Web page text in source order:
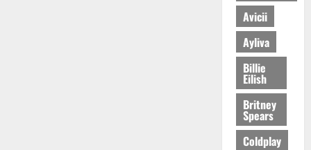
Avicii
Ayliva
Billie
Eilish
Britney
Spears
Coldplay